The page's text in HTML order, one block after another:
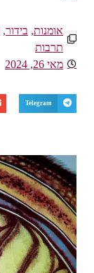
אומנות, בידור,
תרבות
מאי 26, 2024
Telegram